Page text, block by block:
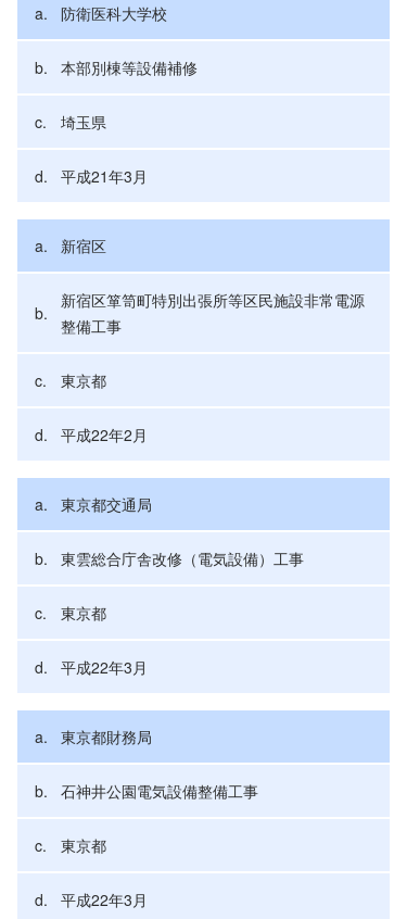
防衛医科大学校
本部別棟等設備補修
埼玉県
平成21年3月
新宿区
新宿区箪笥町特別出張所等区民施設非常電源
整備工事
東京都
平成22年2月
東京都交通局
東雲総合庁舎改修（電気設備）工事
東京都
平成22年3月
東京都財務局
石神井公園電気設備整備工事
東京都
平成22年3月